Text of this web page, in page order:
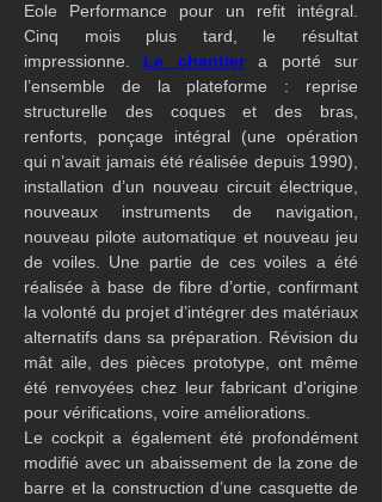
Eole Performance pour un refit intégral.
Cinq mois plus tard, le résultat
impressionne. Le chantier a porté sur
l’ensemble de la plateforme : reprise
structurelle des coques et des bras,
renforts, ponçage intégral (une opération
qui n’avait jamais été réalisée depuis 1990),
installation d’un nouveau circuit électrique,
nouveaux instruments de navigation,
nouveau pilote automatique et nouveau jeu
de voiles. Une partie de ces voiles a été
réalisée à base de fibre d’ortie, confirmant
la volonté du projet d’intégrer des matériaux
alternatifs dans sa préparation. Révision du
mât aile, des pièces prototype, ont même
été renvoyées chez leur fabricant d'origine
pour vérifications, voire améliorations.
Le cockpit a également été profondément
modifié avec un abaissement de la zone de
barre et la construction d’une casquette de